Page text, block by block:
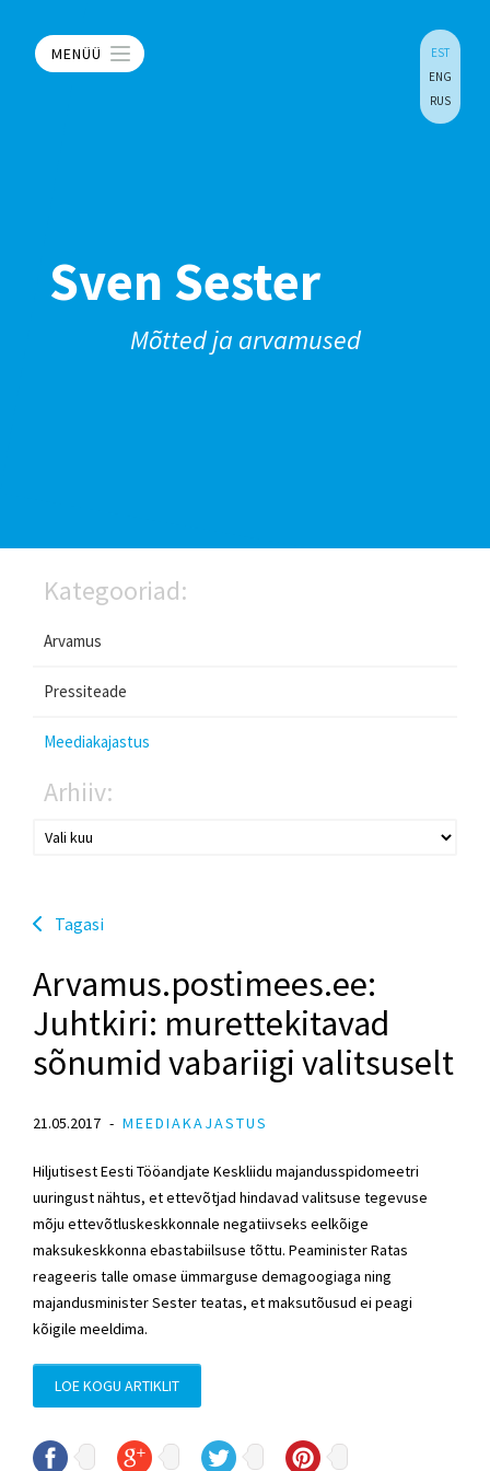
MENÜÜ
EST
ENG
RUS
Sven Sester
Mõtted ja arvamused
Kategooriad:
Arvamus
Pressiteade
Meediakajastus
Arhiiv:
Tagasi
Arvamus.postimees.ee:
Juhtkiri: murettekitavad
sõnumid vabariigi valitsuselt
21.05.2017 MEEDIAKAJASTUS
Hiljutisest Eesti Tööandjate Keskliidu majandusspidomeetri
uuringust nähtus, et ettevõtjad hindavad valitsuse tegevuse
mõju ettevõtluskeskkonnale negatiivseks eelkõige
maksukeskkonna ebastabiilsuse tõttu. Peaminister Ratas
reageeris talle omase ümmarguse demagoogiaga ning
majandusminister Sester teatas, et maksutõusud ei peagi
kõigile meeldima.
LOE KOGU ARTIKLIT